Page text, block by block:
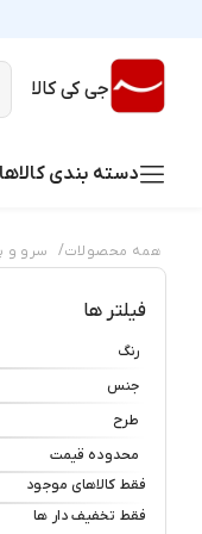
جی کی کالا
دسته بندی کالاها
همه محصولات/ سرو و
فیلتر ها
رنگ
جنس
طرح
محدوده قیمت
فقط کالاهای موجود
فقط تخفیف دار ها